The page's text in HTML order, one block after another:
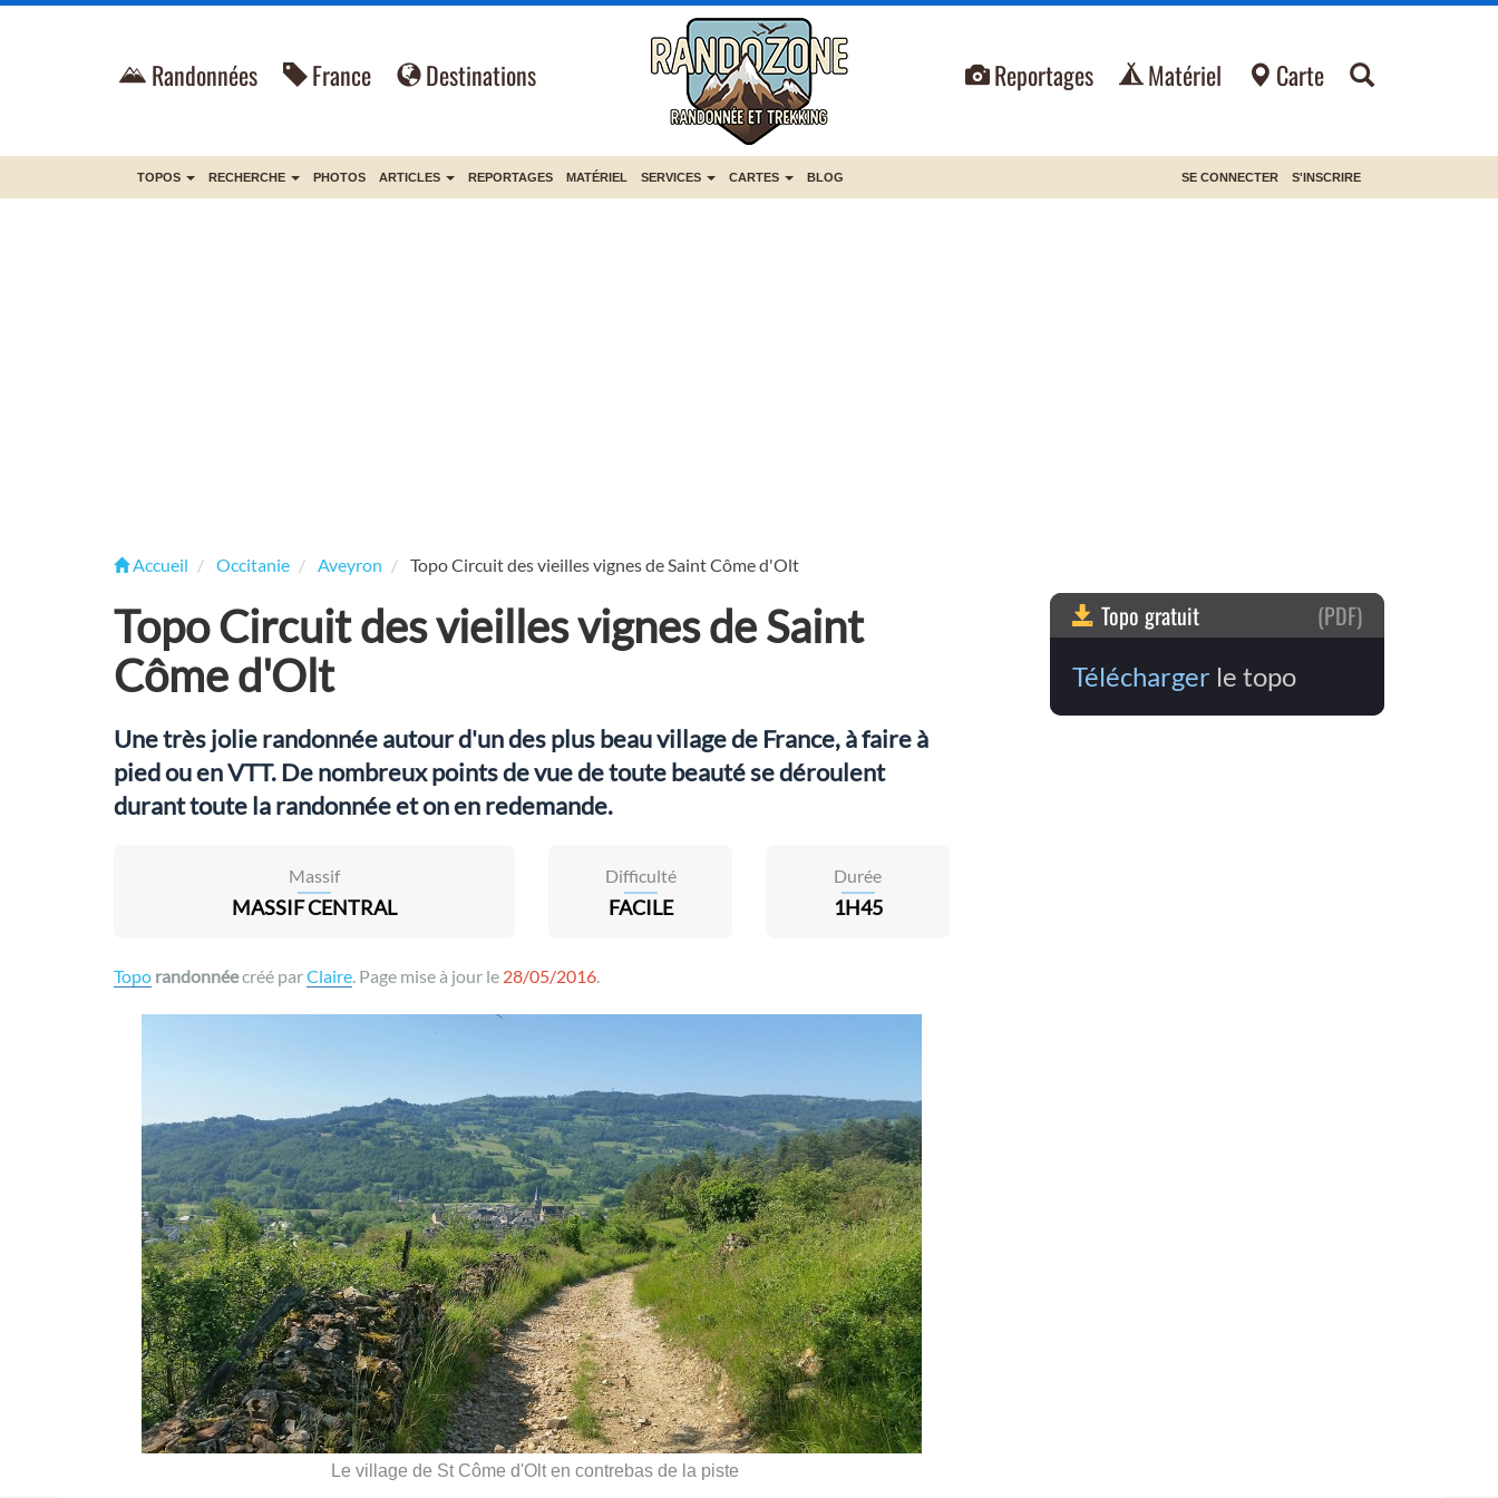
Randonnées France Destinations Reportages Matériel Carte
TOPOS RECHERCHE PHOTOS ARTICLES REPORTAGES MATÉRIEL SERVICES CARTES BLOG SE CONNECTER S'INSCRIRE
Accueil Occitanie Aveyron Topo Circuit des vieilles vignes de Saint Côme d'Olt
Topo Circuit des vieilles vignes de Saint
Côme d'Olt
Une très jolie randonnée autour d'un des plus beau village de France, à faire à
pied ou en VTT. De nombreux points de vue de toute beauté se déroulent
durant toute la randonnée et on en redemande.
Massif
MASSIF CENTRAL
Difficulté
FACILE
Durée
1H45
Topo randonnéecréé parClaire. Page mise à jour le 28/05/2016.
Le village de St Côme d'Olt en contrebas de la piste
Topo gratuit (PDF)
Télécharger le topo